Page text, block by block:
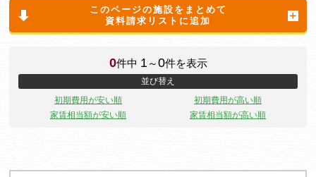
このページの施設をまとめて
資料請求リストに追加
0件中 1 ～0件を表示
並び替え
初期費用が安い順
初期費用が高い順
家賃相当額が安い順
家賃相当額が高い順